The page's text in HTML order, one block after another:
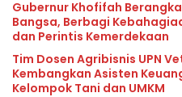
Gubernur Khofifah
Bangsa, Berbagi
dan Perintis Kemerdekaan
Tim Dosen Agribisnis UPN
Kembangkan Asisten
Kelompok Tani dan UMKM